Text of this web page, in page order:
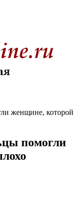
женщине, которой
помогли